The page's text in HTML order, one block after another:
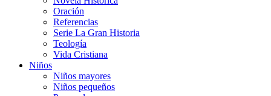
Oración
Referencias
Serie La Gran Historia
Teología
Vida Cristiana
Niños
Niños mayores
Niños pequeños